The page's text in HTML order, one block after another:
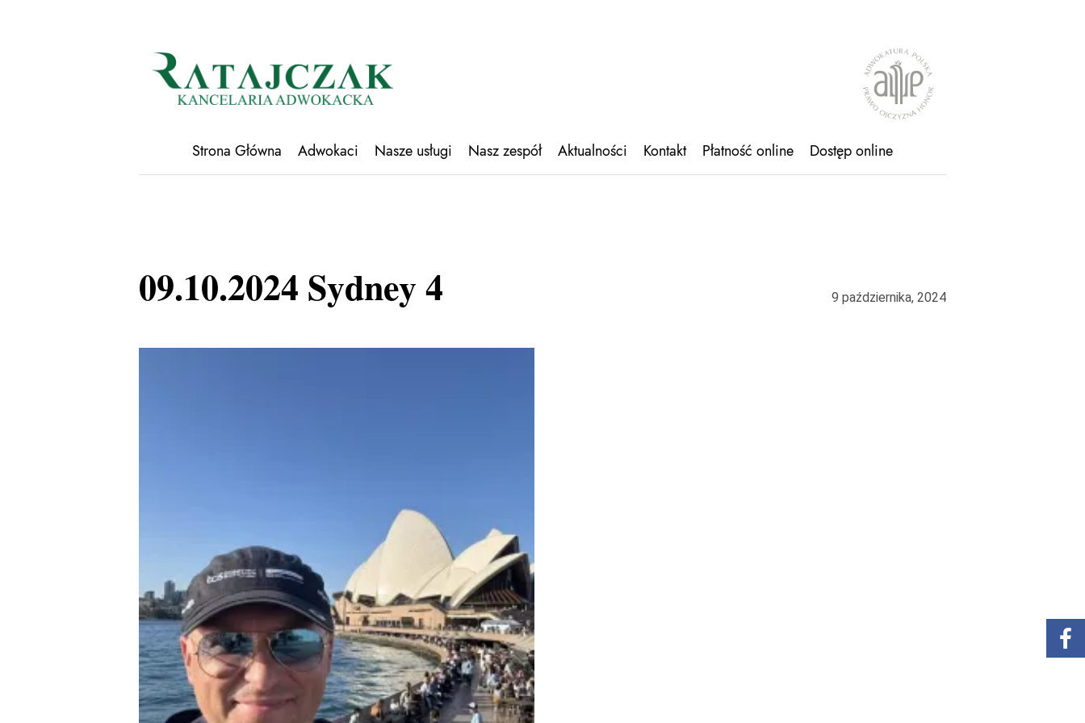
Strona Główna Adwokaci Nasze usługi Nasz zespół Aktualności Kontakt Płatność online Dostęp online
09.10.2024 Sydney 4 9 października, 2024